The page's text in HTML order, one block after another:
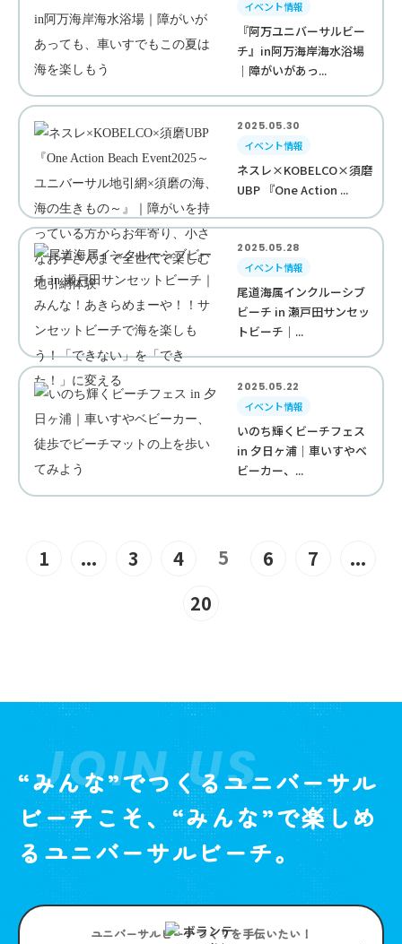
イベント情報
『阿万ユニバーサルビー
チ』in阿万海岸海水浴場
｜障がいがあっ...
2025.05.30
イベント情報
ネスレ×KOBELCO×須磨
UBP 『One Action ...
2025.05.28
イベント情報
尾道海属インクルーシブ
ビーチ in 瀬戸田サンセッ
トビーチ｜...
2025.05.22
イベント情報
いのち輝くビーチフェス
in 夕日ヶ浦｜車いすやベ
ビーカー、...
1 ... 3 4 5 6 7
...
20
JOIN US
“みんな”でつくるユニバーサル
ビーチこそ、“みんな”で楽しめ
るユニバーサルビーチ。
ユニバーサルビーチつくりを手伝いたい！